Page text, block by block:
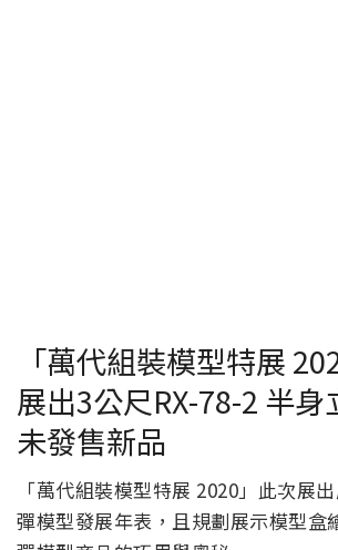
「萬代組裝模型特展
展出3公尺RX-78-2 半
未發售新品
「萬代組裝模型特展 2020」此次展
彈模型發展年表，且規劃展示模型盒